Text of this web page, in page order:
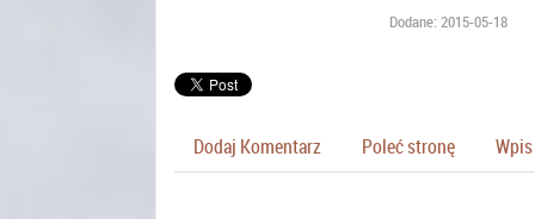
Dodane: 2015-05-18
Dodaj Komentarz Poleć stronę